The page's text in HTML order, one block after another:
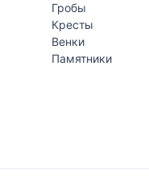
Гробы
Кресты
Венки
Памятники